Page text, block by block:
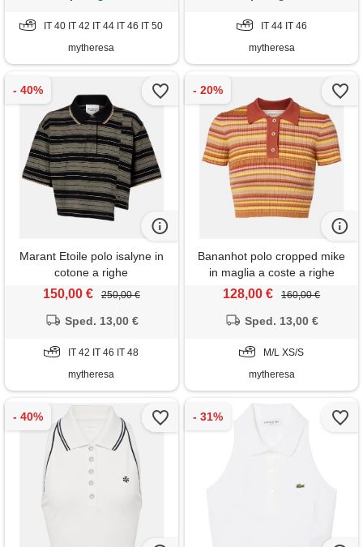
IT 40 IT 42 IT 44 IT 46 IT 50
mytheresa
IT 44 IT 46
mytheresa
Marant Etoile polo isalyne in
cotone a righe
150,00 € 250,00 €
Sped. 13,00 €
IT 42 IT 46 IT 48
mytheresa
Bananhot polo cropped mike
in maglia a coste a righe
128,00 € 160,00 €
Sped. 13,00 €
M/L XS/S
mytheresa